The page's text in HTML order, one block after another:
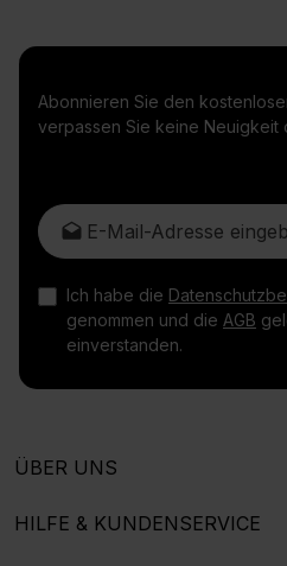
Abonnieren Sie den
verpassen Sie keine Neuigkeit
E-Mail-Adresse*
Ich habe die
genommen und die AGB
einverstanden.
ÜBER UNS
HILFE & KUNDENSERVICE